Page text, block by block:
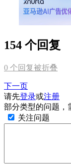
154 个回复
0 个回复被折叠
下一页
请先登录或注册
部分类型的问题，
关注问题